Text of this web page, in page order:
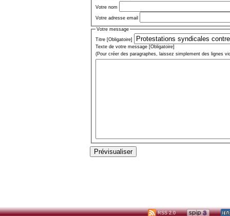
Votre nom
Votre adresse email
Votre message
Titre [Obligatoire]
Texte de votre message [Obligatoire]
(Pour créer des paragraphes, laissez simplement des lignes
RSS 2.0